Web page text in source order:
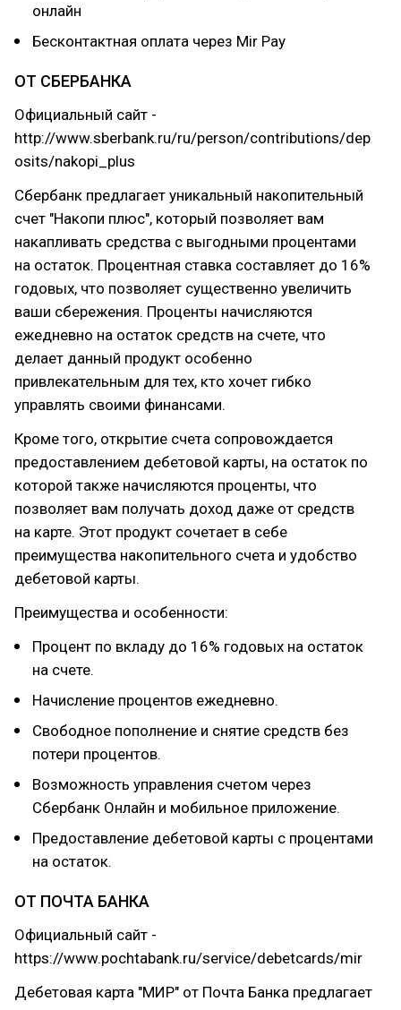
онлайн
Бесконтактная оплата через Mir Pay
ОТ СБЕРБАНКА
Официальный сайт -
http://www.sberbank.ru/ru/person/contributions/dep
osits/nakopi_plus
Сбербанк предлагает уникальный накопительный
счет "Накопи плюс", который позволяет вам
накапливать средства с выгодными процентами
на остаток. Процентная ставка составляет до 16%
годовых, что позволяет существенно увеличить
ваши сбережения. Проценты начисляются
ежедневно на остаток средств на счете, что
делает данный продукт особенно
привлекательным для тех, кто хочет гибко
управлять своими финансами.
Кроме того, открытие счета сопровождается
предоставлением дебетовой карты, на остаток по
которой также начисляются проценты, что
позволяет вам получать доход даже от средств
на карте. Этот продукт сочетает в себе
преимущества накопительного счета и удобство
дебетовой карты.
Преимущества и особенности:
Процент по вкладу до 16% годовых на остаток
на счете.
Начисление процентов ежедневно.
Свободное пополнение и снятие средств без
потери процентов.
Возможность управления счетом через
Сбербанк Онлайн и мобильное приложение.
Предоставление дебетовой карты с процентами
на остаток.
ОТ ПОЧТА БАНКА
Официальный сайт -
https://www.pochtabank.ru/service/debetcards/mir
Дебетовая карта "МИР" от Почта Банка предлагает